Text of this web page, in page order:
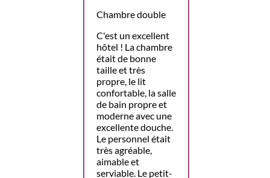
Chambre double
C'est un excellent
hôtel ! La chambre
était de bonne
taille et très
propre, le lit
confortable, la salle
de bain propre et
moderne avec une
excellente douche.
Le personnel était
très agréable,
aimable et
serviable. Le petit-